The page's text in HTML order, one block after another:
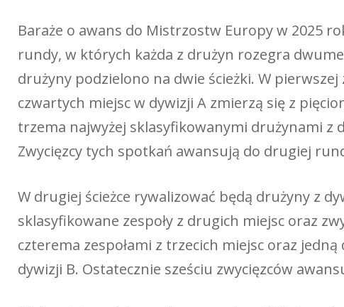
Baraże o awans do Mistrzostw Europy w 2025
rundy, w których każda z drużyn rozegra
drużyny podzielono na dwie ścieżki. W pierwszej
czwartych miejsc w dywizji A zmierzą się z
trzema najwyżej sklasyfikowanymi drużynami z
Zwycięzcy tych spotkań awansują do drugiej
W drugiej ścieżce rywalizować będą drużyny z
sklasyfikowane zespoły z drugich miejsc oraz
czterema zespołami z trzecich miejsc oraz
dywizji B. Ostatecznie sześciu zwycięzców